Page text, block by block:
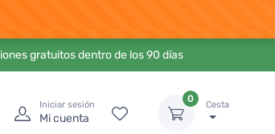
gratuitos dentro de los 90 días
Iniciar sesión
Mi cuenta
0
Cesta